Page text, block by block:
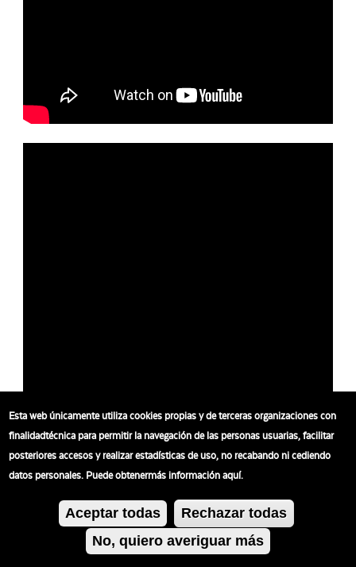
Esta web únicamente utiliza cookies propias y de terceras organizaciones con
finalidadtécnica para permitir la navegación de las personas usuarias, facilitar
posteriores accesos y realizar estadísticas de uso, no recabando ni cediendo
datos personales. Puede obtenermás información aquí.
Aceptar todas
Rechazar todas
No, quiero averiguar más